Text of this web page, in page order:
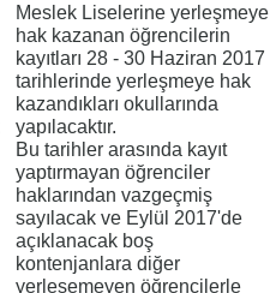
Meslek Liselerine yerleşmeye
hak kazanan öğrencilerin
kayıtları 28 - 30 Haziran 2017
tarihlerinde yerleşmeye hak
kazandıkları okullarında
yapılacaktır.
Bu tarihler arasında kayıt
yaptırmayan öğrenciler
haklarından vazgeçmiş
sayılacak ve Eylül 2017'de
açıklanacak boş
kontenjanlara diğer
yerleşemeyen öğrencilerle